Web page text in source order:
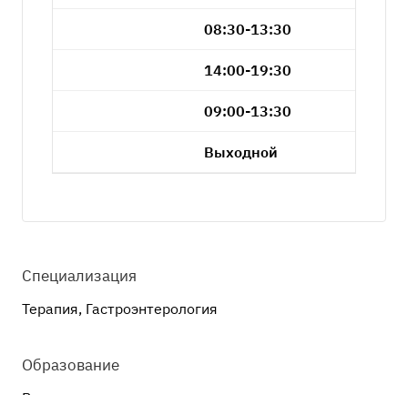
08:30-13:30
14:00-19:30
09:00-13:30
Выходной
Специализация
Терапия, Гастроэнтерология
Образование